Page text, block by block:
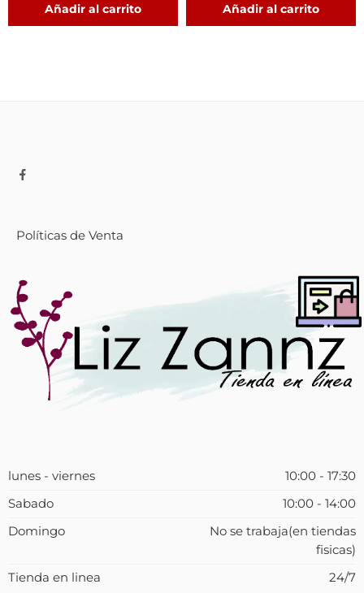
Añadir al carrito Añadir al carrito
Políticas de Venta
lunes - viernes
10:00 - 17:30
Sabado
10:00 - 14:00
Domingo
No se trabaja(en tiendas
fisicas)
Tienda en linea
24/7